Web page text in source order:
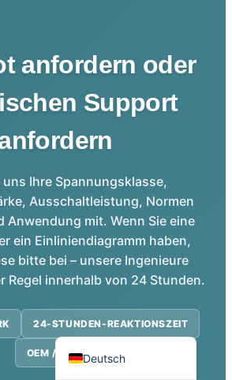
anfordern oder
Support
uns Ihre Spannungsklasse,
Ausschaltleistung, Normen
Anwendung mit. Wenn Sie eine
ein Einliniendiagramm haben,
bitte bei – unsere Ingenieure
Regel innerhalb von 24 Stunden.
24-STUNDEN-REAKTIONSZEIT
OEM / ODMDeutsch
हिन्दी
Русский
Français
Italiano
العربية
Español